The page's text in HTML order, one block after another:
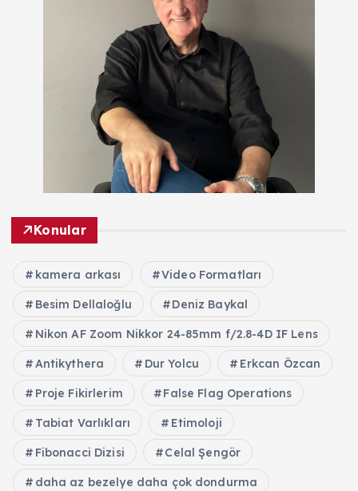
Konular
kamera arkası Video Formatları
Besim Dellaloğlu Deniz Baykal
Nikon AF Zoom Nikkor 24-85mm f/2.8-4D IF Lens
Antikythera Dur Yolcu Erkcan Özcan
Proje Fikirlerim False Flag Operations
Tabiat Varlıkları Etimoloji
Fibonacci Dizisi Celal Şengör
daha az bezelye daha çok dondurma